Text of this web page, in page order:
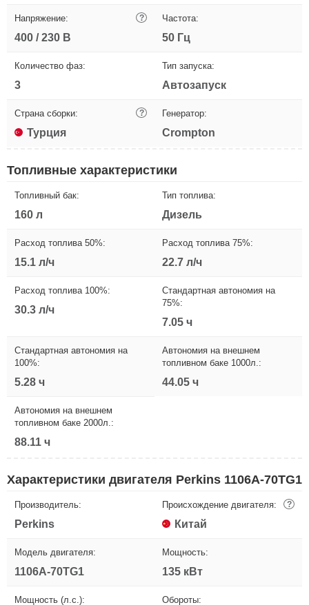
Напряжение: ?
400 / 230 В
Частота:
50 Гц
Количество фаз:
3
Тип запуска:
Автозапуск
Страна сборки: ?
Турция
Генератор:
Crompton
Топливные характеристики
Топливный бак:
160 л
Тип топлива:
Дизель
Расход топлива 50%:
15.1 л/ч
Расход топлива 75%:
22.7 л/ч
Расход топлива 100%:
30.3 л/ч
Стандартная автономия на
75%:
7.05 ч
Стандартная автономия на
100%:
5.28 ч
Автономия на внешнем
топливном баке 1000л.:
44.05 ч
Автономия на внешнем
топливном баке 2000л.:
88.11 ч
Характеристики двигателя Perkins 1106A-70TG1
Производитель:
Perkins
Происхождение двигателя: ?
Китай
Модель двигателя:
1106A-70TG1
Мощность:
135 кВт
Мощность (л.с.): Обороты: